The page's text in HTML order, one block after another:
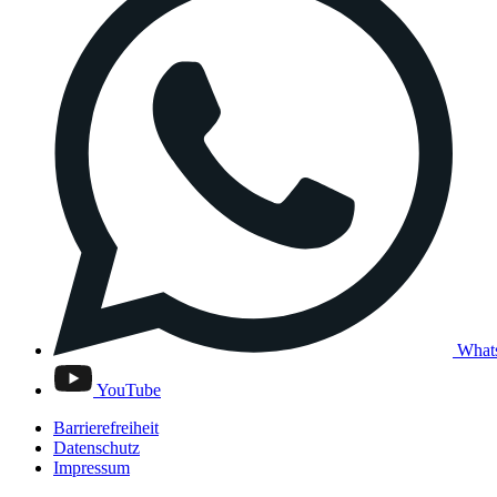
YouTube
Barrierefreiheit
Datenschutz
Impressum